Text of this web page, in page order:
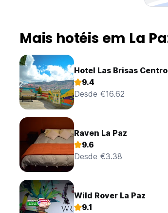
Mais hotéis em La
Hotel Las Brisas Centro
9.4
Desde €16.62
Raven La Paz
9.6
Desde €3.38
Wild Rover La Paz
9.1